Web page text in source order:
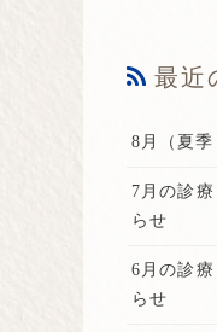
最近
8月（夏
7月の診
らせ
6月の診
らせ